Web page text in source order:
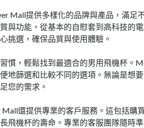
Mall提供多樣化的品牌與產品，滿足
與功能，從基本的自慰套到高科技的
挑選，確保品質與使用體驗。
慣，輕鬆找到最適合的男用飛機杯。
地篩選和比較不同的選項。無論是想
您的需求。
還提供專業的客戶服務。這包括購
飛機杯的壽命。專業的客服團隊隨時